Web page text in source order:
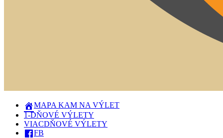
MAPA KAM NA VÝLET
1-DŇOVÉ VÝLETY
VIACDŇOVÉ VÝLETY
FB